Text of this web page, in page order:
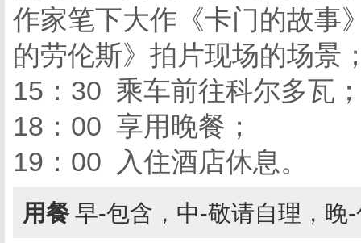
作家笔下大作《卡门的故事
的劳伦斯》拍片现场的场景
15：30 乘车前往科尔多瓦
18：00 享用晚餐；
19：00 入住酒店休息。
用餐 早-包含，中-敬请自理，晚